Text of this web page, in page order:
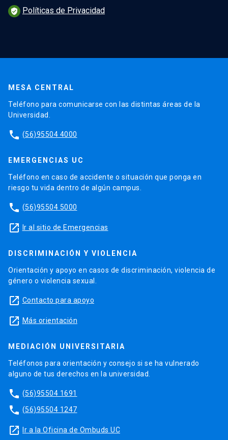
verified_user Políticas de Privacidad
MESA CENTRAL
Teléfono para comunicarse con las distintas áreas de la
Universidad.
phone (56)95504 4000
EMERGENCIAS UC
Teléfono en caso de accidente o situación que ponga en
riesgo tu vida dentro de algún campus.
phone (56)95504 5000
launch Ir al sitio de Emergencias
DISCRIMINACIÓN Y VIOLENCIA
Orientación y apoyo en casos de discriminación, violencia de
género o violencia sexual.
launch Contacto para apoyo
launch Más orientación
MEDIACIÓN UNIVERSITARIA
Teléfonos para orientación y consejo si se ha vulnerado
alguno de tus derechos en la universidad.
phone (56)95504 1691
phone (56)95504 1247
launch Ir a la Oficina de Ombuds UC